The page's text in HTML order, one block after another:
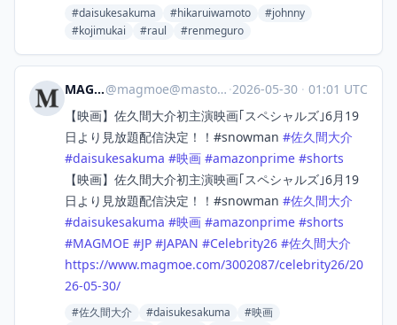
#daisukesakuma #hikaruiwamoto
#johnny
#kojimukai
#raul #renmeguro
MAGMOE@magmoe@mastodon.social ·2026-05-30 · 01:01 UTC
【映画】佐久間大介初主演映画｢スペシャルズ｣6月19
日より見放題配信決定！！#snowman #佐久間大介
#daisukesakuma #映画 #amazonprime #shorts
【映画】佐久間大介初主演映画｢スペシャルズ｣6月19
日より見放題配信決定！！#snowman #佐久間大介
#daisukesakuma #映画 #amazonprime #shorts
#MAGMOE #JP #JAPAN #Celebrity26 #佐久間大介
https://www.magmoe.com/3002087/celebrity26/20
26-05-30/
#佐久間大介 #daisukesakuma
#映画